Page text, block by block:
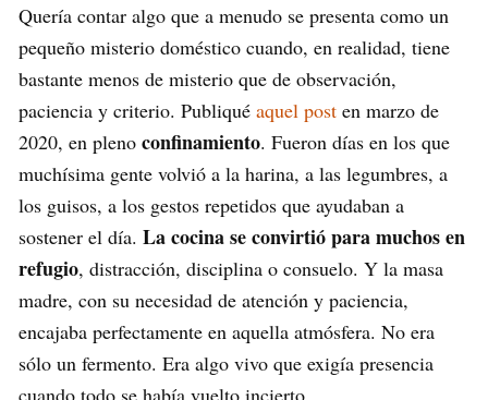
Quería contar algo que a menudo se presenta como un
pequeño misterio doméstico cuando, en realidad, tiene
bastante menos de misterio que de observación,
paciencia y criterio. Publiqué aquel post en marzo de
2020, en pleno confinamiento. Fueron días en los que
muchísima gente volvió a la harina, a las legumbres, a
los guisos, a los gestos repetidos que ayudaban a
sostener el día. La cocina se convirtió para muchos en
refugio, distracción, disciplina o consuelo. Y la masa
madre, con su necesidad de atención y paciencia,
encajaba perfectamente en aquella atmósfera. No era
sólo un fermento. Era algo vivo que exigía presencia
cuando todo se había vuelto incierto.